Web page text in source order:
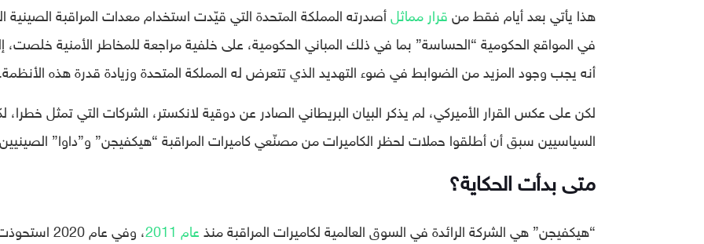
هذا يأتي بعد أيام فقط منقرار مماثلأصدرته المملكة المتحدة التي قيّدت استخدام معدات المراقبة الصينية
في المواقع الحكومية “الحساسة” بما في ذلك المباني الحكومية، على خلفية مراجعة للمخاطر الأمنية خلصت،
أنه يجب وجود المزيد من الضوابط في ضوء التهديد الذي تتعرض له المملكة المتحدة وزيادة قدرة هذه
لكن على عكس القرار الأميركي، لم يذكر البيان البريطاني الصادر عن دوقية لانكستر، الشركات التي تمثل خطرا،
السياسيين سبق أن أطلقوا حملات لحظر الكاميرات من مصنّعي كاميرات المراقبة “هيكفيجن” و”داوا”
متى بدأت الحكاية؟
“هيكفيجن” هي الشركة الرائدة في السوق العالمية لكاميرات المراقبة منذعام 2011
، وفي عام 2020